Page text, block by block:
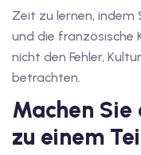
A2
Deutschkurse mit
mit
Zeit zu lernen, indem
und die französische
nicht den Fehler,
betrachten.
Machen Sie
zu einem